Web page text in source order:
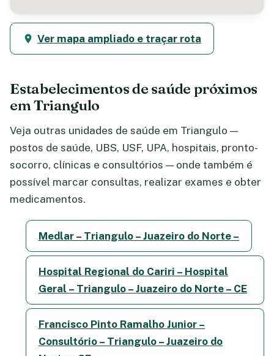
Ver mapa ampliado e traçar rota
Estabelecimentos de saúde próximos
em Triangulo
Veja outras unidades de saúde em Triangulo —
postos de saúde, UBS, USF, UPA, hospitais, pronto-
socorro, clínicas e consultórios — onde também é
possível marcar consultas, realizar exames e obter
medicamentos.
Medlar – Triangulo – Juazeiro do Norte –
Hospital Regional do Cariri – Hospital
Geral – Triangulo – Juazeiro do Norte – CE
Francisco Pinto Ramalho Junior –
Consultório – Triangulo – Juazeiro do